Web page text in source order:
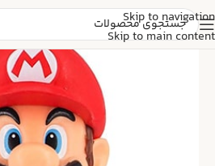
Skip to navigation
Skip to main content